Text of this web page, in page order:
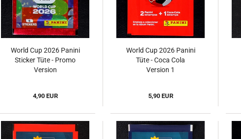
World Cup 2026 Panini
Sticker Tüte - Promo
Version
4,90 EUR
World Cup 2026 Panini
Tüte - Coca Cola
Version 1
5,90 EUR